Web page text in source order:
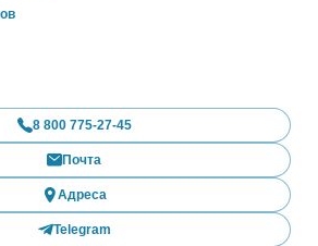
8 800 775-27-45
Почта
Адреса
Telegram